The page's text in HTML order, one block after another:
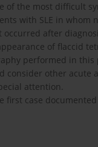
of the most difficult
with SLE in whom
after
of flaccid
performed in
consider other acute
attention.
first case